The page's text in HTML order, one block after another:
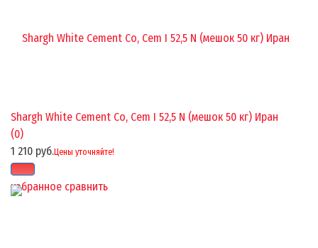
избранное сравнить
Shargh White Cement Co, Cem I 52,5 N (мешок 50 кг) Иран
(0)
1 210 руб.Цены уточняйте!